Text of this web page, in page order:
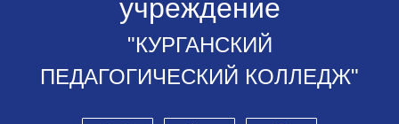
учреждение
"КУРГАНСКИЙ
ПЕДАГОГИЧЕСКИЙ КОЛЛЕДЖ"